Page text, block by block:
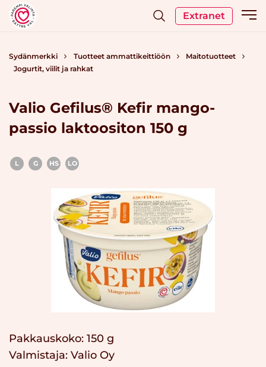
Extranet
Sydänmerkki Tuotteet ammattikeittiöön
Maitotuotteet
Jogurtit, viilit ja rahkat
Valio Gefilus® Kefir mango-
passio laktoositon 150 g
L G HS LO
Pakkauskoko: 150 g
Valmistaja: Valio Oy